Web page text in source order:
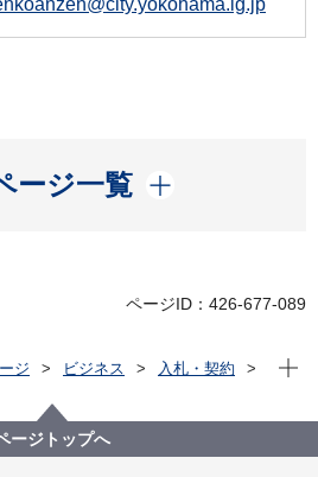
ージ一覧
開く
ページID：426-677-089
ジ ビジネス
入札・契約
】令和４年度 新型コロナウイルス感
等搬送業務委託（カーゴ便：7 ～12
現在
ージトップへ